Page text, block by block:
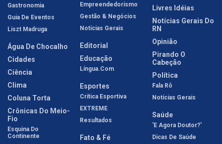
Gastronomia
Guia De Eventos
Liszt Madruga
Água De Chocalho
Cidades
Ciência
Clima
Coluna Torta
Crônicas Do Meio-
Fio
Esquina Do
Continente
Empreendedorismo
Gestão & Negócios
Notícias Gerais
Editorial
Educação
Língua.com
Esportes
Crítica Esportiva
EXTREME
Resultados
Fato & Fé
Livres Idéias
Notícias Gerais Do
RN
Opinião
Pirando O
Cabeção
Política
Fala Rô
Notícias Gerais
Saúde
'E Agora Doutor?'
Dicas De Saúde